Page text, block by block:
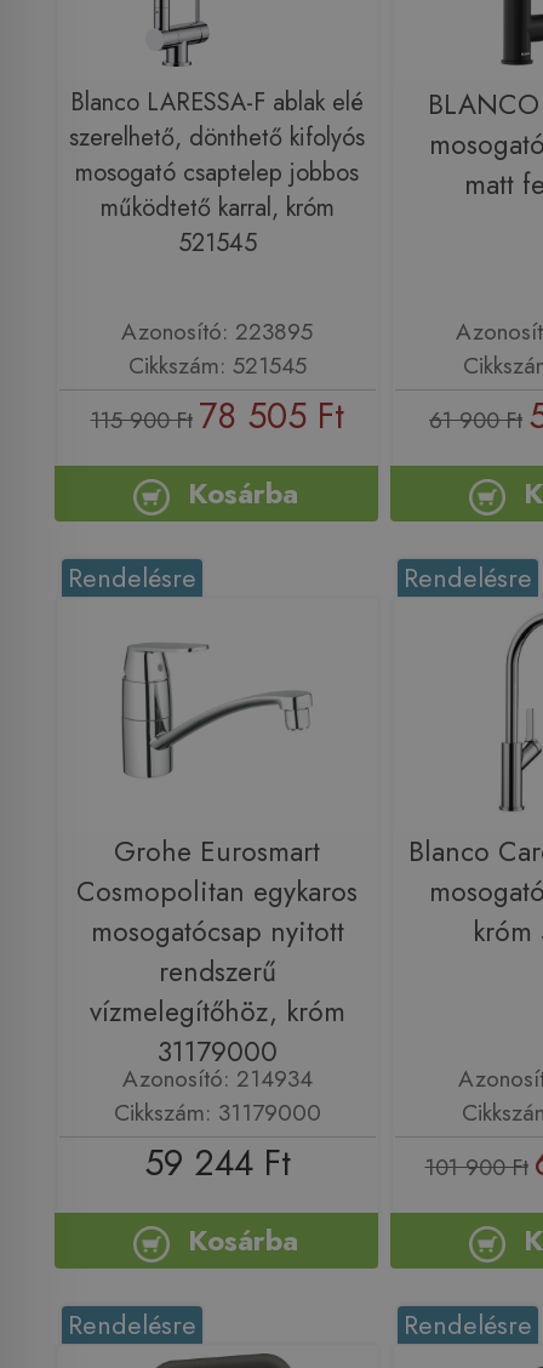
Blanco LARESSA-F ablak elé
szerelhető, dönthető kifolyós
mosogató csaptelep jobbos
működtető karral, króm
521545
Azonosító: 223895
Cikkszám: 521545
115 900 Ft 78 505 Ft
Kosárba
matt
61 900 Ft
Rendelésre
Grohe Eurosmart
Cosmopolitan egykaros
mosogatócsap nyitott
rendszerű
vízmelegítőhöz, króm
31179000
Azonosító: 214934
Cikkszám: 31179000
59 244 Ft
Kosárba
Rendelésre
Blanco
101 900 Ft
Rendelésre Rendelésre